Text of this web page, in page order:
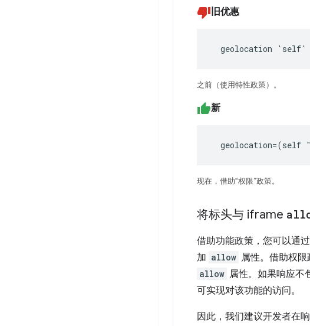
旧优惠
geolocation
之前（使用特性政策）。
新
geolocation=(self
现在，借助“权限”政策。
将标头与 iframe
借助功能政策，您可以通
加 allow 属性。借助权
allow 属性。如果响应不
可实现对该功能的访问。
因此，我们建议开发者在